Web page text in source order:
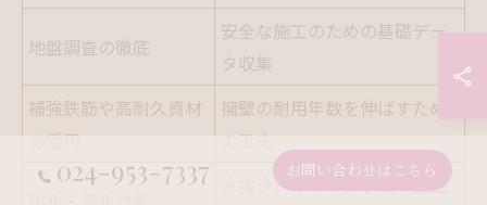
地盤調査の徹底
安全な施工のための基礎デー
タ収集
補強鉄筋や高耐久資材
の活用
擁壁の耐用年数を伸ばすため
の工夫
水抜きパイプや排水路で土圧
024-953-7337 お問い合わせはこちら